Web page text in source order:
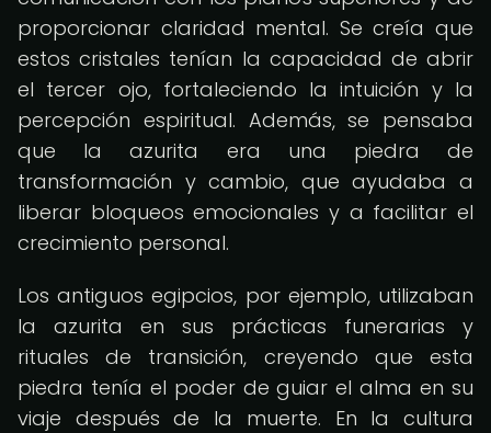
proporcionar claridad mental. Se creía que
estos cristales tenían la capacidad de abrir
el tercer ojo, fortaleciendo la intuición y la
percepción espiritual. Además, se pensaba
que la azurita era una piedra de
transformación y cambio, que ayudaba a
liberar bloqueos emocionales y a facilitar el
crecimiento personal.
Los antiguos egipcios, por ejemplo, utilizaban
la azurita en sus prácticas funerarias y
rituales de transición, creyendo que esta
piedra tenía el poder de guiar el alma en su
viaje después de la muerte. En la cultura